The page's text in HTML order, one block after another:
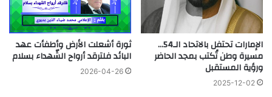
الإمارات تحتفل بالاتحاد الـ54…
مسيرة وطن تُكتب بمجد الحاضر
ورؤية المستقبل
2025-12-02
ثورة أشعلت الأرض وأطفأت عهد
البائد فلترقد أرواح الشّهداء بسلام
2026-04-26